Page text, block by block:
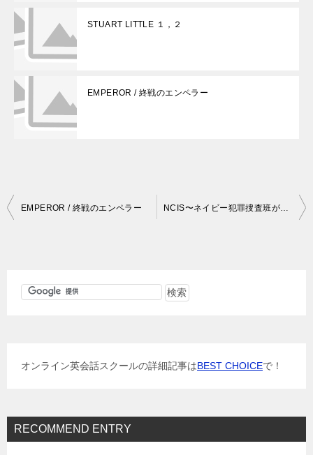
STUART LITTLE １，２
EMPEROR / 終戦のエンペラー
投
EMPEROR / 終戦のエンペラー
オンライン英会話スクールの詳細記事はBEST CHOICEで！
RECOMMEND ENTRY